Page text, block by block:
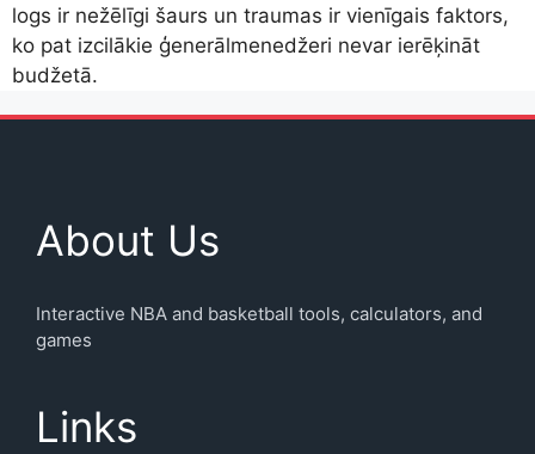
logs ir nežēlīgi šaurs un traumas ir vienīgais faktors,
ko pat izcilākie ģenerālmenedžeri nevar ierēķināt
budžetā.
About Us
Interactive NBA and basketball tools, calculators, and
games
Links